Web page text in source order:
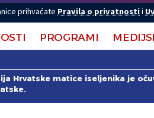
prihvaćate Pravila o privatnostii
PROGRAMI
Hrvatske matice iseljenika je